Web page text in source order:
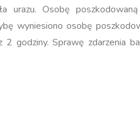
urazu. Osobę
wyniesiono osobę
godziny. Sprawę zdarzenia